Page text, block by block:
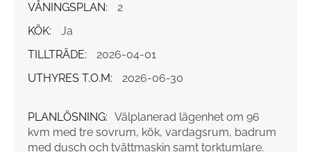
VÅNINGSPLAN:
2
KÖK:
Ja
TILLTRÄDE:
2026-04-01
UTHYRES T.O.M:
2026-06-30
PLANLÖSNING: Välplanerad lägenhet om 96
kvm med tre sovrum, kök, vardagsrum, badrum
med dusch och tvättmaskin samt torktumlare.